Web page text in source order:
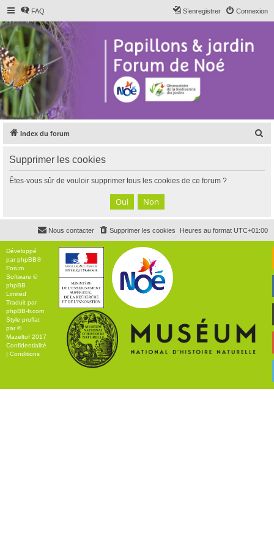
FAQ Connexion
S’enregistrer
Index du forum
c
Supprimer les cookies
Êtes-vous sûr de vouloir supprimer tous les cookies de ce forum ?
Heures au format UTC+01:00
Supprimer les cookies
Nous contacter
Développé
parphpBB®
Forum
Software ©
phpBB
Limited
Traduit par
phpBB-fr.com
Style proflat
par ©
Mazeltof 2017
Confidentialité
| Conditions